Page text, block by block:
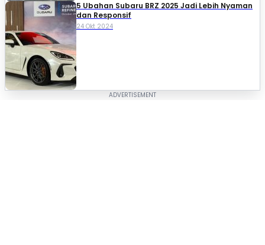
5 Ubahan Subaru BRZ 2025 Jadi Lebih Nyaman
dan Responsif
24 Okt 2024